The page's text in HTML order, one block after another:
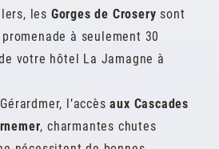
les Gorges de Crosery sont
à seulement 30
votre hôtel La Jamagne à
l’accès aux Cascades
, charmantes chutes